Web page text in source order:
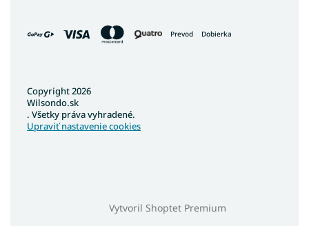
Prevod Dobierka
Vytvoril Shoptet Premium
Copyright 2026
Wilsondo.sk
. Všetky práva vyhradené.
Upraviť nastavenie cookies